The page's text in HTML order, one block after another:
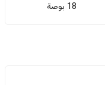
18 بوصة